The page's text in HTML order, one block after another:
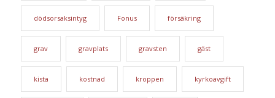
dödsorsaksintyg Fonus försäkring
grav gravplats gravsten gäst
kista kostnad kroppen kyrkoavgift